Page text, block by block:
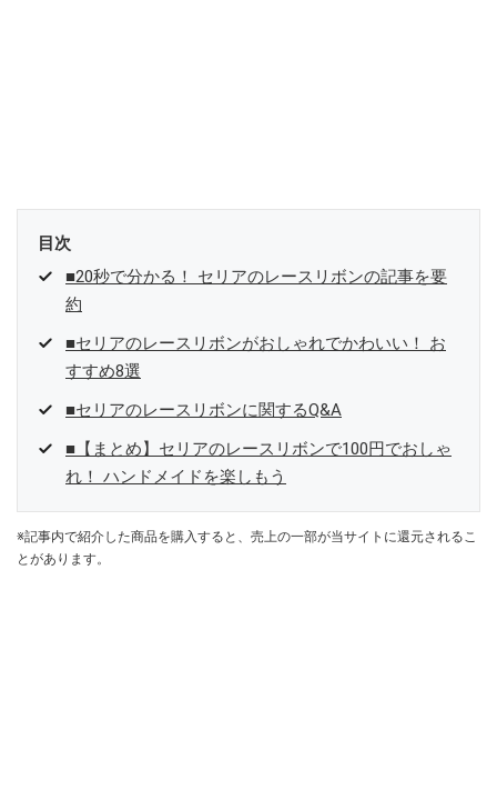
目次
■20秒で分かる！ セリアのレースリボンの記事を要
約
■セリアのレースリボンがおしゃれでかわいい！ お
すすめ8選
■セリアのレースリボンに関するQ&A
■【まとめ】セリアのレースリボンで100円でおしゃ
れ！ ハンドメイドを楽しもう
※記事内で紹介した商品を購入すると、売上の一部が当サイトに還元されるこ
とがあります。